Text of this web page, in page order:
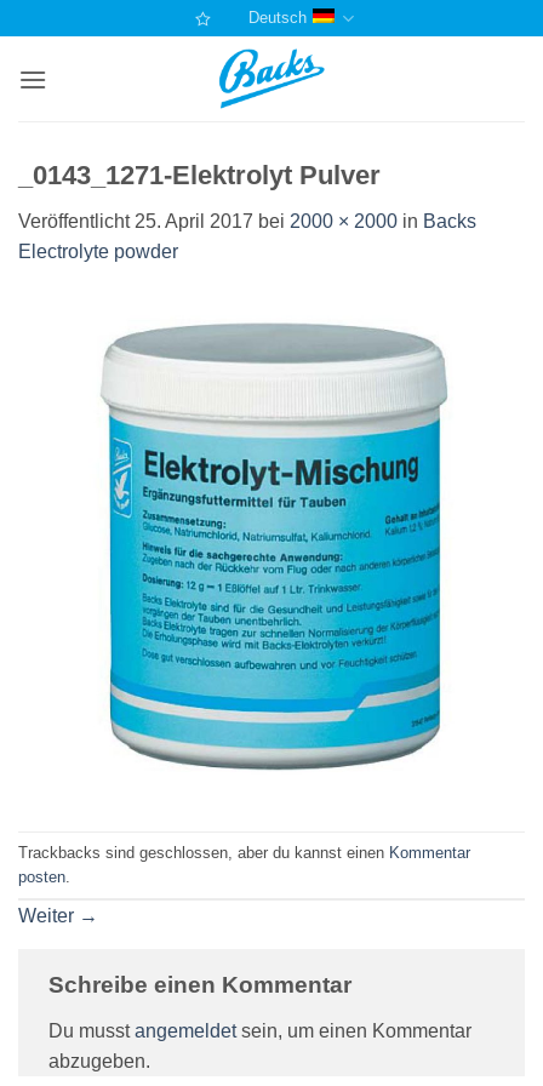
springen
Deutsch
_0143_1271-Elektrolyt Pulver
Veröffentlicht 25. April 2017 bei 2000 × 2000 in Backs
Electrolyte powder
Trackbacks sind geschlossen, aber du kannst einen Kommentar
posten
Weiter →
Schreibe einen Kommentar
Du musstangemeldetsein, um einen Kommentar
abzugeben.